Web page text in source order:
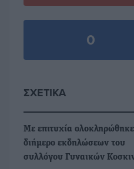
0
ΣΧΕΤΙΚΆ
Με επιτυχία
διήμερο εκδηλώσεων του
συλλόγου Γυναικών